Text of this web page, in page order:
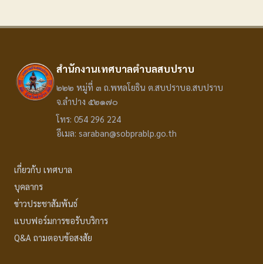
สำนักงานเทศบาลตำบลสบปราบ
๒๒๒ หมู่ที่ ๓ ถ.พหลโยธิน ต.สบปราบอ.สบปราบ
จ.ลำปาง ๕๒๑๗๐
โทร: 054 296 224
อีเมล: saraban@sobprablp.go.th
เกี่ยวกับ เทศบาล
บุคลากร
ข่าวประชาสัมพันธ์
แบบฟอร์มการขอรับบริการ
Q&A ถามตอบข้อสงสัย